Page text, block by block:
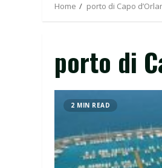
Home porto di Capo
porto di
2 MIN READ